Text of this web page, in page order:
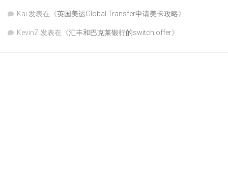
Kai 发表在《英国美运Global Transfer申请美卡攻略》
KevinZ 发表在《汇丰和巴克莱银行的switch offer》